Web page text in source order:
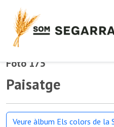
Foto 175
Paisatge
Veure àlbum Els colors de la